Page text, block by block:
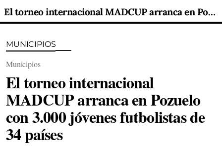
El torneo internacional MADCUP arranca en Pozuelo con 3.000 jóvenes futbolistas de 34 países
MUNICIPIOS
Municipios
El torneo internacional
MADCUP arranca en Pozuelo
con 3.000 jóvenes futbolistas de
34 países